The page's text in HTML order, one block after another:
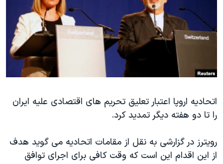
فرهنگ و زندگی
حقوق شهروندی
علم و فناوری
گالری عکس
آرشیو پخش زنده
مستندها
انتخابات ریاست جمهوری آمریکا ۲۰۲۴
حمله جمهوری اسلامی به اسرائیل
رمز مهسا
اعتراضات زن، زندگی، آزادی
مجموعه مستندهای دادخواهی
دادگاه حمید نوری
دنبال کنید
زبانهای مختلف
اتحادیه اروپا اعتبار تعلیق تحریم های اقتصادی علیه ایران
را تا دو هفته دیگر تمدید کرد.
رویترز در گزارشی به نقل از مقامات اتحادیه می گوید هدف
از این اقدام این است که وقت کافی برای اجرای توافق